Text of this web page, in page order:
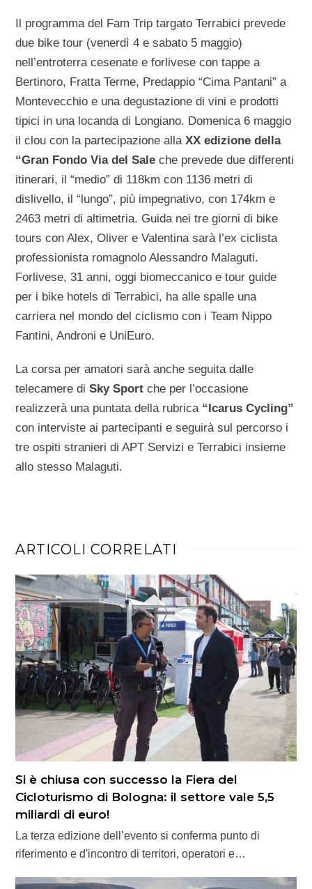
Il programma del Fam Trip targato Terrabici prevede
due bike tour (venerdì 4 e sabato 5 maggio)
nell’entroterra cesenate e forlivese con tappe a
Bertinoro, Fratta Terme, Predappio “Cima Pantani” a
Montevecchio e una degustazione di vini e prodotti
tipici in una locanda di Longiano. Domenica 6 maggio
il clou con la partecipazione allaXX edizione della
“Gran Fondo Via del Saleche prevede due differenti
itinerari, il “medio” di 118km con 1136 metri di
dislivello, il “lungo”, più impegnativo, con 174km e
2463 metri di altimetria. Guida nei tre giorni di bike
tours con Alex, Oliver e Valentina sarà l’ex ciclista
professionista romagnolo Alessandro Malaguti.
Forlivese, 31 anni, oggi biomeccanico e tour guide
per i bike hotels di Terrabici, ha alle spalle una
carriera nel mondo del ciclismo con i Team Nippo
Fantini, Androni e UniEuro.
La corsa per amatori sarà anche seguita dalle
telecamere diSky Sport che per l’occasione
realizzerà una puntata della rubrica “Icarus Cycling”
con interviste ai partecipanti e seguirà sul percorso i
tre ospiti stranieri di APT Servizi e Terrabici insieme
allo stesso Malaguti.
ARTICOLI CORRELATI
Si è chiusa con successo la Fiera del
Cicloturismo di Bologna: il settore vale 5,5
miliardi di euro!
La terza edizione dell’evento si conferma punto di
riferimento e d'incontro di territori, operatori e…